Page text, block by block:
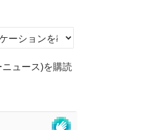
ュース)を購読